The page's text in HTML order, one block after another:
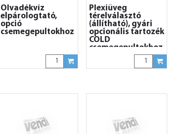
Olvadékvíz
elpárologtató,
opció
csemegepultokhoz
Plexiüveg
térelválasztó
(állítható), gyári
opcionális tartozék
COLD
csemegepultokhoz